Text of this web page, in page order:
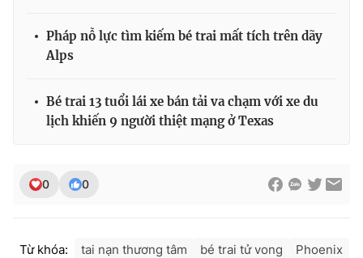
Pháp nỗ lực tìm kiếm bé trai mất tích trên dãy
Alps
Bé trai 13 tuổi lái xe bán tải va chạm với xe du
lịch khiến 9 người thiệt mạng ở Texas
0 0
Từ khóa: tai nạn thương tâm bé trai tử vong
Phoenix